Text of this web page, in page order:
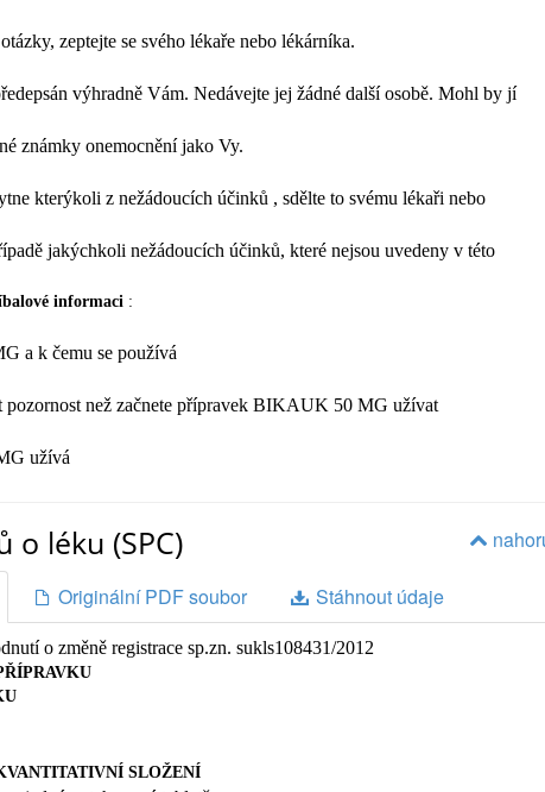
zeptejte se svého lékaře nebo lékárníka.
výhradně Vám. Nedávejte jej žádné další osobě. Mohl by jí
známky onemocnění jako Vy.
kterýkoli z nežádoucích účinků , sdělte to svému lékaři nebo
jakýchkoli nežádoucích účinků, které nejsou uvedeny v této
informaci :
a k čemu se používá
pozornost než začnete přípravek BIKAUK 50 MG užívat
užívá
A K ČEMU SE POUŽÍVÁ
skupiny léků, které se nazývají nesteroidní antiandrogeny.
působení androgenů (mužských pohlavních hormonů), blokují jejich
buněčnému růstu v prostatě.
pouze pro dospělé muže k léčbě rakoviny prostaty pokud užíváte
o léku (SPC)
Originální PDF soubor Stáhnout údaje
o změně registrace sp.zn. sukls108431/2012
SLOŽENÍ